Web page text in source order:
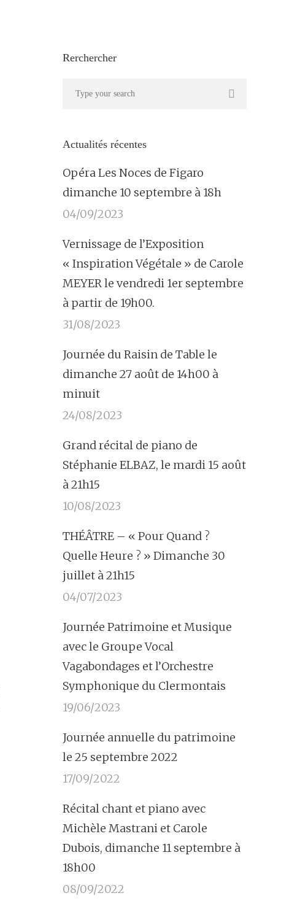
Rerchercher
Actualités récentes
Opéra Les Noces de Figaro
dimanche 10 septembre à 18h
04/09/2023
Vernissage de l’Exposition
« Inspiration Végétale » de Carole
MEYER le vendredi 1er septembre
à partir de 19h00.
31/08/2023
Journée du Raisin de Table le
dimanche 27 août de 14h00 à
minuit
24/08/2023
Grand récital de piano de
Stéphanie ELBAZ, le mardi 15 août
à 21h15
10/08/2023
THÉÂTRE – « Pour Quand ?
Quelle Heure ? » Dimanche 30
juillet à 21h15
04/07/2023
Journée Patrimoine et Musique
avec le Groupe Vocal
Vagabondages et l’Orchestre
Symphonique du Clermontais
19/06/2023
Journée annuelle du patrimoine
le 25 septembre 2022
17/09/2022
Récital chant et piano avec
Michèle Mastrani et Carole
Dubois, dimanche 11 septembre à
18h00
08/09/2022